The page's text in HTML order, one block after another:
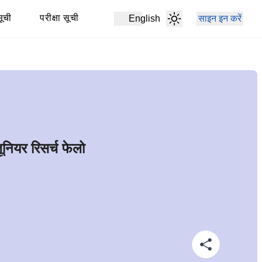
परीक्षा सूची English साइन इन करें
रिसर्च फेलो